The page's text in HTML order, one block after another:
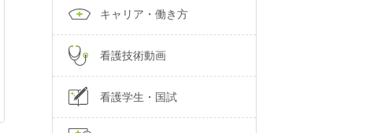
キャリア・働き方
看護技術動画
看護学生・国試